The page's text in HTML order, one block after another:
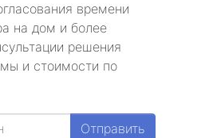
времени
на дом и более
решения
и стоимости по
Отправить